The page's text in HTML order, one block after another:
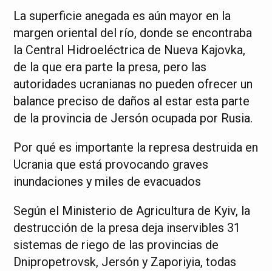
La superficie anegada es aún mayor en la
margen oriental del río, donde se encontraba
la Central Hidroeléctrica de Nueva Kajovka,
de la que era parte la presa, pero las
autoridades ucranianas no pueden ofrecer un
balance preciso de daños al estar esta parte
de la provincia de Jersón ocupada por Rusia.
Por qué es importante la represa destruida en
Ucrania que está provocando graves
inundaciones y miles de evacuados
Según el Ministerio de Agricultura de Kyiv, la
destrucción de la presa deja inservibles 31
sistemas de riego de las provincias de
Dnipropetrovsk, Jersón y Zaporiyia, todas